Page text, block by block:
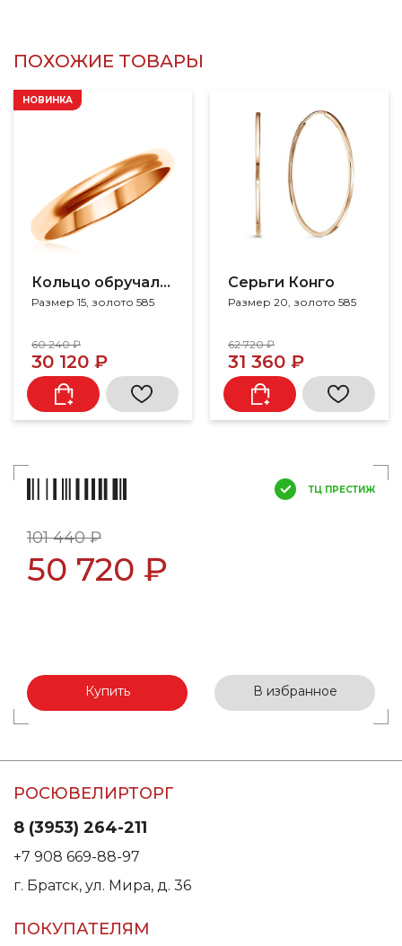
ПОХОЖИЕ ТОВАРЫ
Кольцо обручальное
Размер 15, золото 585
НОВИНКА
60 240 ₽
30 120 ₽
Серьги Конго
Размер 20, золото 585
62 720 ₽
31 360 ₽
ТЦ ПРЕСТИЖ
101 440 ₽
50 720 ₽
Купить В избранное
РОСЮВЕЛИРТОРГ
8 (3953) 264-211
+7 908 669-88-97
г. Братск, ул. Мира, д. 36
ПОКУПАТЕЛЯМ